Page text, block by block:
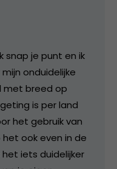
snap je punt en ik
onduidelijke
met breed op
is per land
het gebruik van
het ook even in de
iets duidelijker